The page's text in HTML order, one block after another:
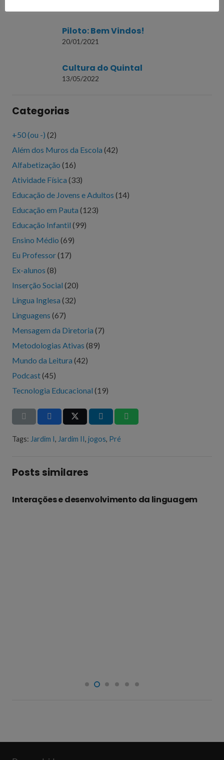
Piloto: Bem Vindos!
20/01/2021
Cultura do Quintal
13/05/2022
Categorias
+50 (ou -) (2)
Além dos Muros da Escola (42)
Alfabetização (16)
Atividade Física (33)
Educação de Jovens e Adultos (14)
Educação em Pauta (123)
Educação Infantil (99)
Ensino Médio (69)
Eu Professor(17)
Ex-alunos (8)
Inserção Social (20)
Língua Inglesa (32)
Linguagens (67)
Mensagem da Diretoria (7)
Metodologias Ativas (89)
Mundo da Leitura (42)
Podcast(45)
Tecnologia Educacional (19)
Tags: Jardim I, Jardim II, jogos, Pré
Posts similares
Interações e desenvolvimento da linguagem